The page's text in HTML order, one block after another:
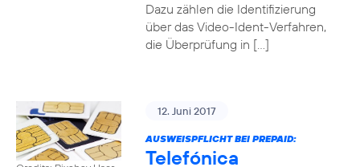
Dazu zählen die Identifizierung
über das Video-Ident-Verfahren,
die Überprüfung in […]
12. Juni 2017
AUSWEISPFLICHT BEI PREPAID:
Telefónica